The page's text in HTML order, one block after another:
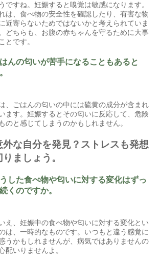
ですね。妊娠すると嗅覚は敏感になります。
は、食べ物の安全性を確認したり、有害な物
近寄らないためではないかと考えられていま
どちらも、お腹の赤ちゃんを守るために大事
とです。
んの匂いが苦手になることもあると
、ごはんの匂いの中には硫黄の成分が含まれ
ます。妊娠するとその匂いに反応して、危険
のと感じてしまうのかもしれません。
な自分を発見？ストレスも発想
ましょう。
した食べ物や匂いに対する変化はずっ
くのですか。
え、妊娠中の食べ物や匂いに対する変化とい
は、一時的なものです。いつもと違う感覚に
うかもしれませんが、病気ではありませんの
配いりませんよ。